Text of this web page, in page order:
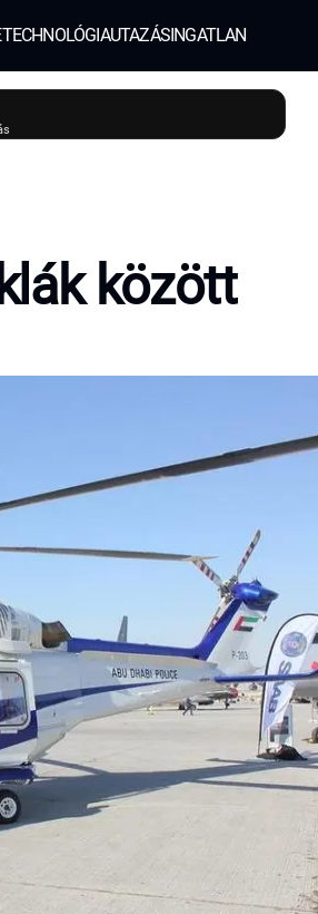
TECHNOLÓGIAUTAZÁSINGATLAN
között